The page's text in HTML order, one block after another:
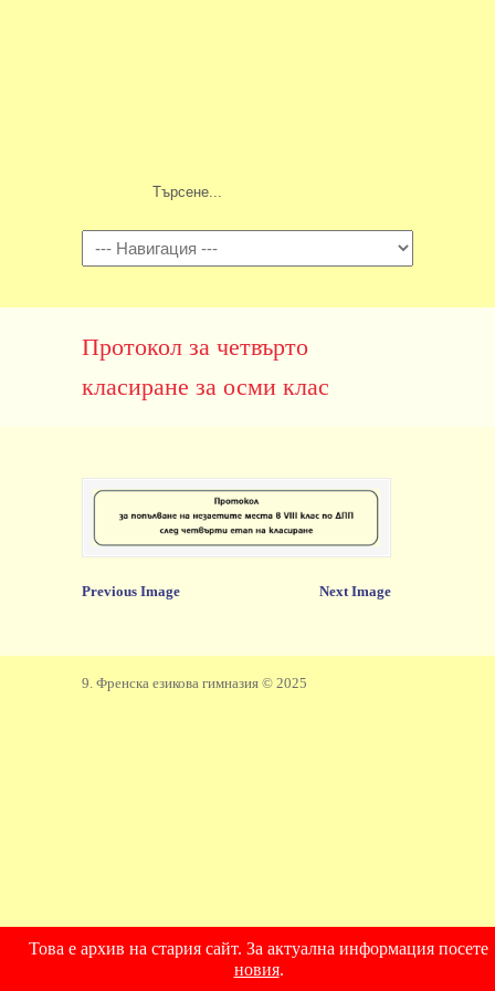
Навигация
Протокол за четвърто
класиране за осми клас
Previous Image Next Image
9. Френска езикова гимназия © 2025
Това е архив на стария сайт. За актуална информация посете
новия.